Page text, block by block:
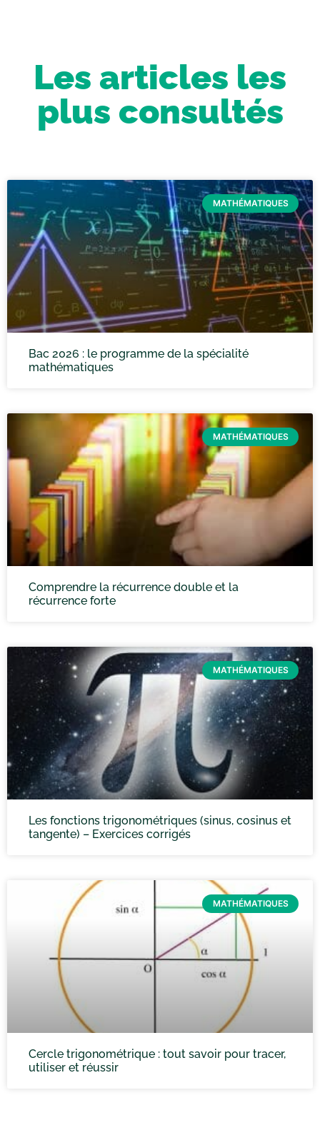
Les articles les
plus consultés
MATHÉMATIQUES
Bac 2026 : le programme de la spécialité
mathématiques
MATHÉMATIQUES
Comprendre la récurrence double et la
récurrence forte
MATHÉMATIQUES
Les fonctions trigonométriques (sinus, cosinus et
tangente) – Exercices corrigés
MATHÉMATIQUES
Cercle trigonométrique : tout savoir pour tracer,
utiliser et réussir